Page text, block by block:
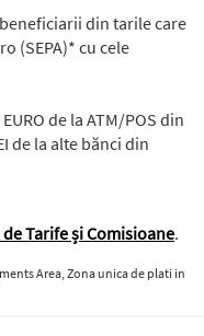
din tarile care
(SEPA)* cu cele
de la ATM/POS din
de la alte bănci din
Tarife și Comisioane.
Area, Zona unica de plati in